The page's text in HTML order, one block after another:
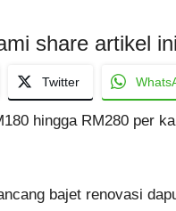
share artikel
Twitter
hingga RM280 per
bajet renovasi